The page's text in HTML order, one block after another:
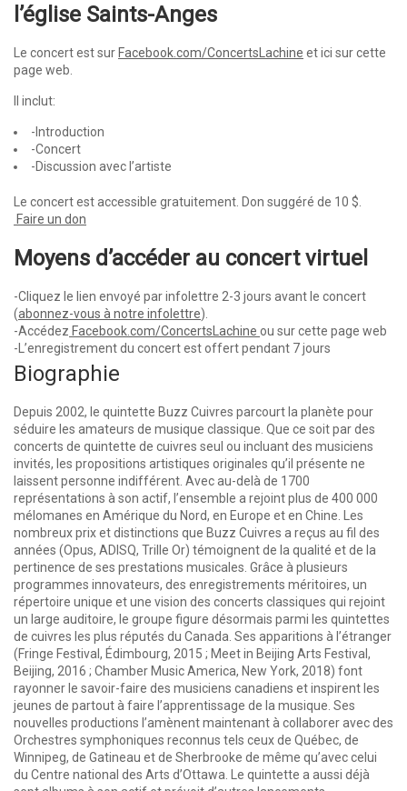
l’église Saints-Anges
Le concert est surFacebook.com/ConcertsLachine et ici sur cette
page web.
Il inclut:
-Introduction
-Concert
-Discussion avec l’artiste
Le concert est accessible gratuitement. Don suggéré de 10 $.
Faire un don
Moyens d’accéder au concert virtuel
-Cliquez le lien envoyé par infolettre 2-3 jours avant le concert
(abonnez-vous à notre infolettre).
-Accédez Facebook.com/ConcertsLachine ou sur cette page web
-L’enregistrement du concert est offert pendant 7 jours
Biographie
Depuis 2002, le quintette Buzz Cuivres parcourt la planète pour
séduire les amateurs de musique classique. Que ce soit par des
concerts de quintette de cuivres seul ou incluant des musiciens
invités, les propositions artistiques originales qu’il présente ne
laissent personne indifférent. Avec au-delà de 1700
représentations à son actif, l’ensemble a rejoint plus de 400 000
mélomanes en Amérique du Nord, en Europe et en Chine. Les
nombreux prix et distinctions que Buzz Cuivres a reçus au fil des
années (Opus, ADISQ, Trille Or) témoignent de la qualité et de la
pertinence de ses prestations musicales. Grâce à plusieurs
programmes innovateurs, des enregistrements méritoires, un
répertoire unique et une vision des concerts classiques qui rejoint
un large auditoire, le groupe figure désormais parmi les quintettes
de cuivres les plus réputés du Canada. Ses apparitions à l’étranger
(Fringe Festival, Édimbourg, 2015 ; Meet in Beijing Arts Festival,
Beijing, 2016 ; Chamber Music America, New York, 2018) font
rayonner le savoir-faire des musiciens canadiens et inspirent les
jeunes de partout à faire l’apprentissage de la musique. Ses
nouvelles productions l’amènent maintenant à collaborer avec des
Orchestres symphoniques reconnus tels ceux de Québec, de
Winnipeg, de Gatineau et de Sherbrooke de même qu’avec celui
du Centre national des Arts d’Ottawa. Le quintette a aussi déjà